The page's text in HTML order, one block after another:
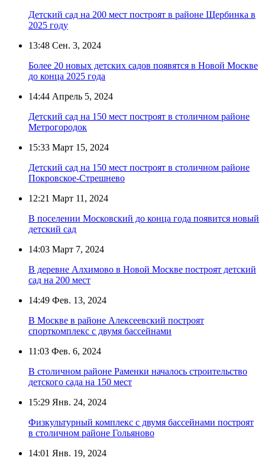
Детский сад на 200 мест построят в районе Щербинка в
2025 году
13:48 Сен. 3, 2024
Более 20 новых детских садов появятся в Новой Москве
до конца 2025 года
14:44 Апрель 5, 2024
Детский сад на 150 мест построят в столичном районе
Метрогородок
15:33 Март 15, 2024
Детский сад на 150 мест построят в столичном районе
Покровское-Стрешнево
12:21 Март 11, 2024
В поселении Московский до конца года появится новый
детский сад
14:03 Март 7, 2024
В деревне Алхимово в Новой Москве построят детский
сад на 200 мест
14:49 Фев. 13, 2024
В Москве в районе Алексеевский построят
спорткомплекс с двумя бассейнами
11:03 Фев. 6, 2024
В столичном районе Раменки началось строительство
детского сада на 150 мест
15:29 Янв. 24, 2024
Физкультурный комплекс с двумя бассейнами построят
в столичном районе Гольяново
14:01 Янв. 19, 2024